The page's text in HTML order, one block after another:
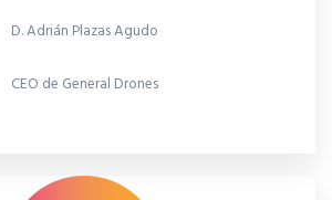
D. Adrián Plazas Agudo
CEO de General Drones